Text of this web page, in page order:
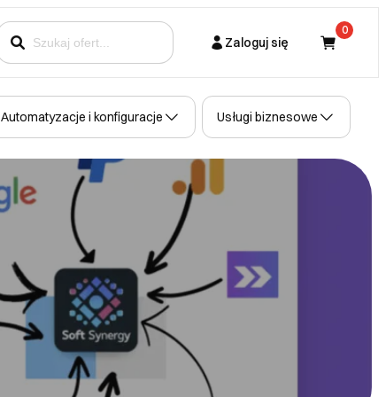
Zaloguj się
Kupujący
0
Automatyzacje i konfiguracje Usługi biznesowe